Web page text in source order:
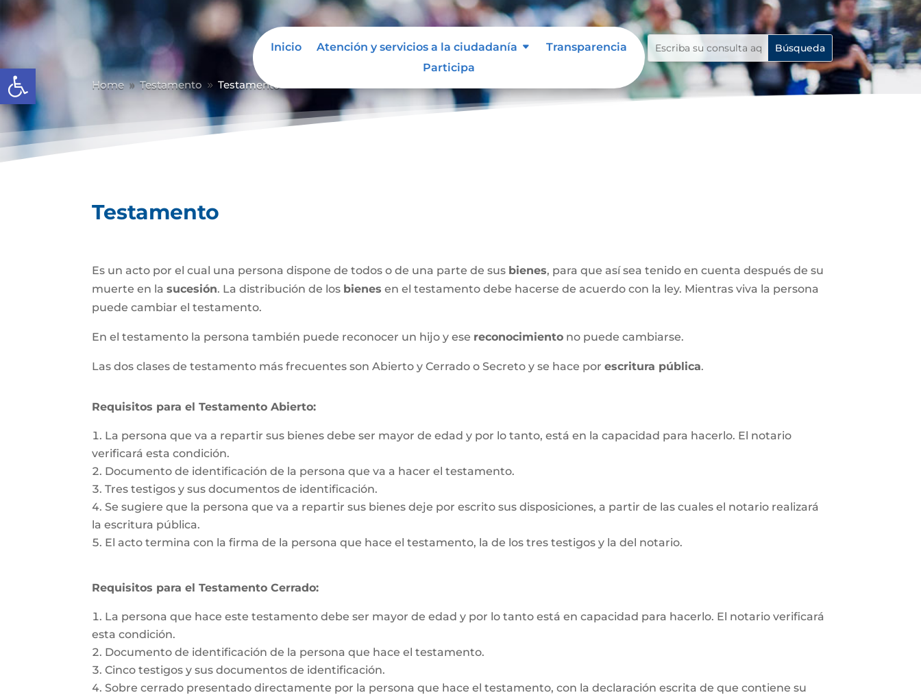
Abrir barra de herramientas
Inicio Atención y servicios a la ciudadanía
Transparencia
Participa
Home 9 Testamento 9 Testamento
Testamento
Es un acto por el cual una persona dispone de todos o de una parte de sus bienes, para que así sea tenido en cuenta después de su
muerte en lasucesión. La distribución de los bienes en el testamento debe hacerse de acuerdo con la ley. Mientras viva la persona
puede cambiar el testamento.
En el testamento la persona también puede reconocer un hijo y ese reconocimiento no puede cambiarse.
Las dos clases de testamento más frecuentes son Abierto y Cerrado o Secreto y se hace porescritura pública.
Requisitos para el Testamento Abierto:
La persona que va a repartir sus bienes debe ser mayor de edad y por lo tanto, está en la capacidad para hacerlo. El notario
verificará esta condición.
Documento de identificación de la persona que va a hacer el testamento.
Tres testigos y sus documentos de identificación.
Se sugiere que la persona que va a repartir sus bienes deje por escrito sus disposiciones, a partir de las cuales el notario realizará
la escritura pública.
El acto termina con la firma de la persona que hace el testamento, la de los tres testigos y la del notario.
Requisitos para el Testamento Cerrado:
La persona que hace este testamento debe ser mayor de edad y por lo tanto está en capacidad para hacerlo. El notario verificará
esta condición.
Documento de identificación de la persona que hace el testamento.
Cinco testigos y sus documentos de identificación.
Sobre cerrado presentado directamente por la persona que hace el testamento, con la declaración escrita de que contiene su